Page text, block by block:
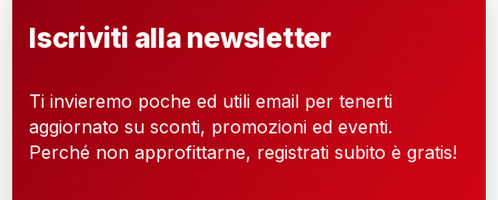
Iscriviti alla newsletter
Ti invieremo poche ed utili email per tenerti
aggiornato su sconti, promozioni ed eventi.
Perché non approfittarne, registrati subito è gratis!